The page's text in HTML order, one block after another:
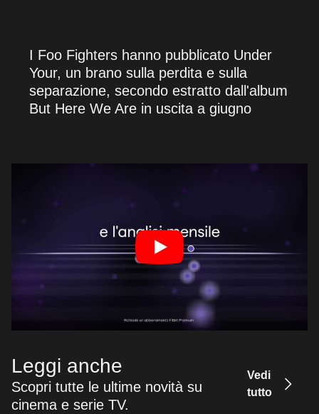
I Foo Fighters hanno pubblicato Under
Your, un brano sulla perdita e sulla
separazione, secondo estratto dall'album
But Here We Are in uscita a giugno
Leggi anche
Scopri tutte le ultime novità su
cinema e serie TV.
Vedi
tutto